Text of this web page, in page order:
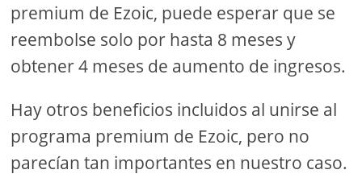
premium de Ezoic, puede esperar que se
reembolse solo por hasta 8 meses y
obtener 4 meses de aumento de ingresos.
Hay otros beneficios incluidos al unirse al
programa premium de Ezoic, pero no
parecían tan importantes en nuestro caso.